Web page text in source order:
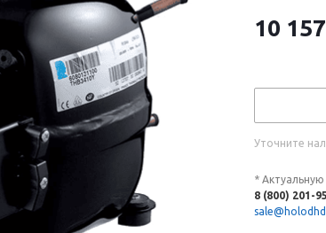
10 157
Уточните
*
8 (800) 201-